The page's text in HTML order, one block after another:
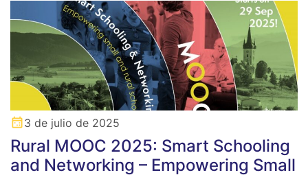
3 de julio de 2025
Rural MOOC 2025: Smart Schooling
and Networking – Empowering Small